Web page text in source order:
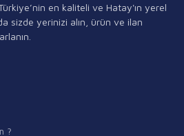
en kaliteli ve Hatay'ın yerel
sizde yerinizi alın, ürün ve ilan
?